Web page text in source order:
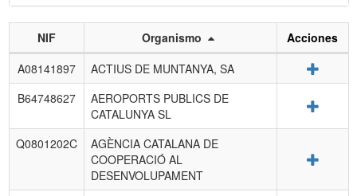
Listado
de
entidades
NIF Organismo
Acciones
A08141897
ACTIUS DE MUNTANYA, SA
B64748627
AEROPORTS PUBLICS DE
CATALUNYA SL
Q0801202C
AGÈNCIA CATALANA DE
COOPERACIÓ AL
DESENVOLUPAMENT